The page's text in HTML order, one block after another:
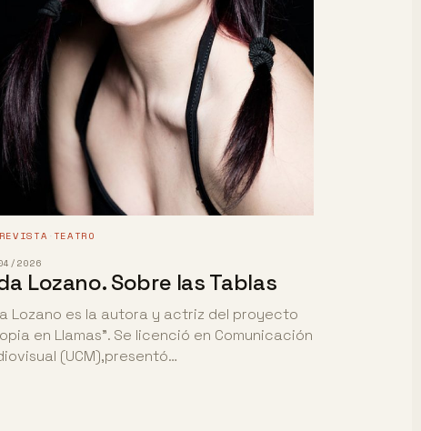
· TEATRO
2026
Lozano. Sobre las Tablas
Lozano es la autora y actriz del proyecto
en Llamas". Se licenció en Comunicación
(UCM),presentó…